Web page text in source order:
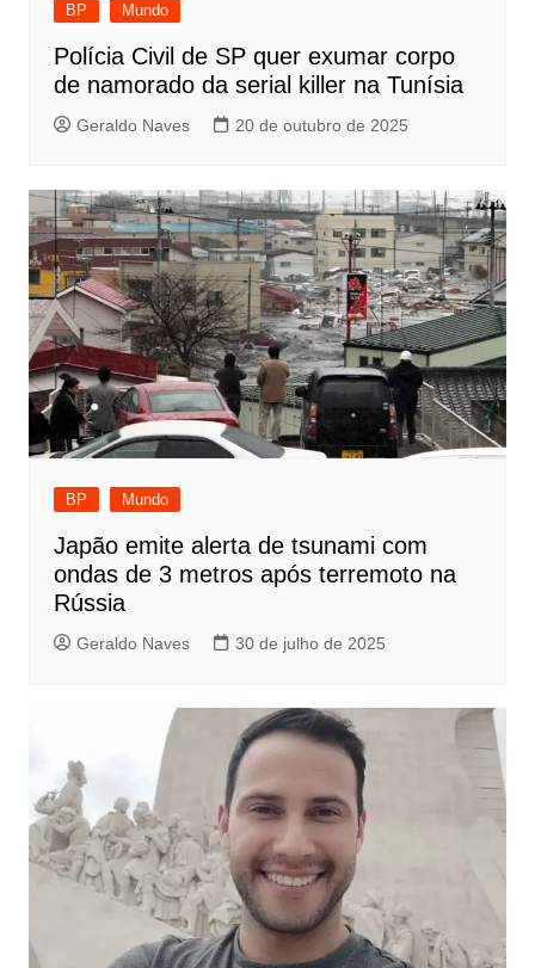
BP Mundo
Polícia Civil de SP quer exumar corpo
de namorado da serial killer na Tunísia
Geraldo Naves 20 de outubro de 2025
BP Mundo
Japão emite alerta de tsunami com
ondas de 3 metros após terremoto na
Rússia
Geraldo Naves 30 de julho de 2025